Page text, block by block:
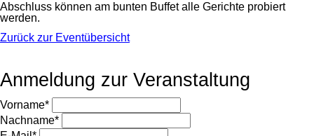
Abschluss können am bunten Buffet alle Gerichte probiert
werden.
Zurück zur Eventübersicht
Anmeldung zur Veranstaltung
Pflichtfeld
Vorname*
Pflichtfeld
Nachname*
Pflichtfeld